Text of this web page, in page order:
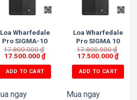
Loa Wharfedale
Pro SIGMA-10
17.800.000₫
17.500.000₫
ADD TO CART
ngay
Loa Wharfedale
Pro SIGMA 10
17.800.000₫
17.500.000₫
ADD TO CART
Mua ngay